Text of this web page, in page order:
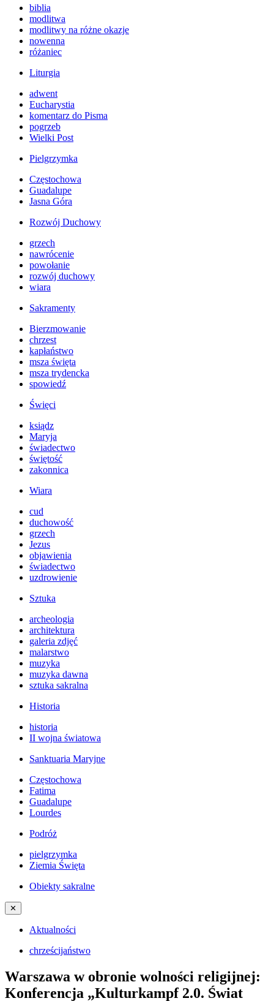
biblia
modlitwa
modlitwy na różne okazje
nowenna
różaniec
Liturgia
adwent
Eucharystia
komentarz do Pisma
pogrzeb
Wielki Post
Pielgrzymka
Częstochowa
Guadalupe
Jasna Góra
Rozwój Duchowy
grzech
nawrócenie
powołanie
rozwój duchowy
wiara
Sakramenty
Bierzmowanie
chrzest
kapłaństwo
msza święta
msza trydencka
spowiedź
Święci
ksiądz
Maryja
świadectwo
świętość
zakonnica
Wiara
cud
duchowość
grzech
Jezus
objawienia
świadectwo
uzdrowienie
Sztuka
archeologia
architektura
galeria zdjęć
malarstwo
muzyka
muzyka dawna
sztuka sakralna
Historia
historia
II wojna światowa
Sanktuaria Maryjne
Częstochowa
Fatima
Guadalupe
Lourdes
Podróż
pielgrzymka
Ziemia Święta
Obiekty sakralne
✕
Aktualności
chrześcijaństwo
Warszawa w obronie wolności religijnej:
Konferencja „Kulturkampf 2.0. Świat